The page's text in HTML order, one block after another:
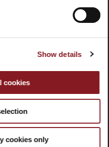
Show details
cookies
cookies only
BERKEL